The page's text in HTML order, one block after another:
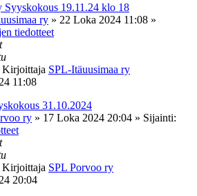
Syyskokous 19.11.24 klo 18
ry » 22 Loka 2024 11:08 »
tiedotteet
Kirjoittaja SPL-Itäuusimaa ry
11:08
31.10.2024
ry » 17 Loka 2024 20:04 » Sijainti:
Kirjoittaja SPL Porvoo ry
20:04